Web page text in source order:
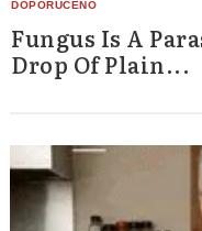
Fungus Is A
Drop Of Plain...